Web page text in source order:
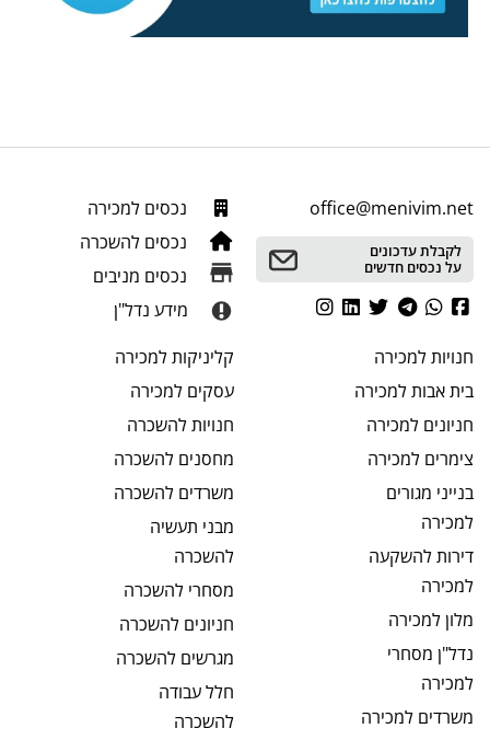
office@menivim.net
לקבלת עדכונים
על נכסים חדשים
נכסים למכירה
נכסים להשכרה
נכסים מניבים
מידע נדל"ן
חנויותלמכירה
בית אבותלמכירה
חניונים למכירה
צימרים למכירה
בנייני מגורים
למכירה
דירות להשקעה
למכירה
מלון למכירה
נדל"ן מסחרי
למכירה
משרדים למכירה
קליניקותלמכירה
עסקים למכירה
חנויותלהשכרה
מחסנים להשכרה
משרדים להשכרה
מבני תעשיה
להשכרה
מסחרי להשכרה
חניונים להשכרה
מגרשים להשכרה
חלל עבודה
להשכרה